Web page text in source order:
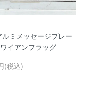
ルミメッセージプレー
イアンフラッグ
(税込)